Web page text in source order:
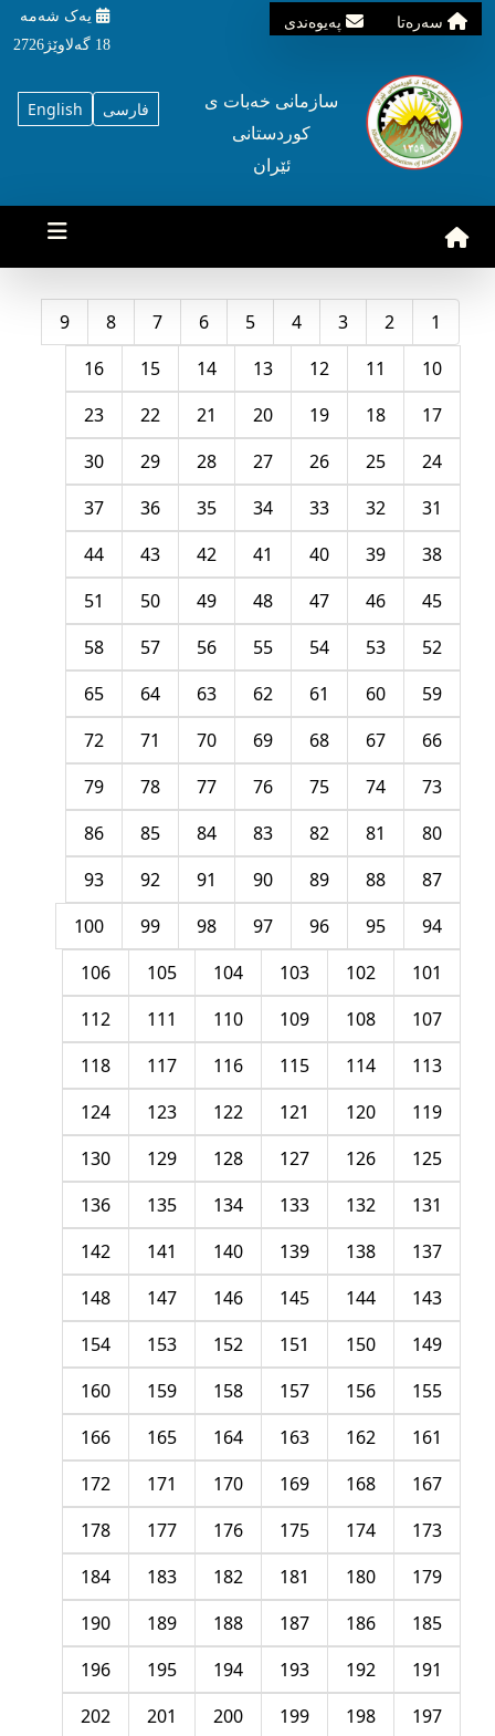
سه‌ره‌تا په‌یوه‌ندی
یه‌ک شه‌مه‌
18 گه‌لاوێژ2726
English فارسی
سازمانی خه‌بات ی
کوردستانی
ئێران
1
2
3
4
5
6
7
8
9
10
11
12
13
14
15
16
17
18
19
20
21
22
23
24
25
26
27
28
29
30
31
32
33
34
35
36
37
38
39
40
41
42
43
44
45
46
47
48
49
50
51
52
53
54
55
56
57
58
59
60
61
62
63
64
65
66
67
68
69
70
71
72
73
74
75
76
77
78
79
80
81
82
83
84
85
86
87
88
89
90
91
92
93
94
95
96
97
98
99
100
101
102
103
104
105
106
107
108
109
110
111
112
113
114
115
116
117
118
119
120
121
122
123
124
125
126
127
128
129
130
131
132
133
134
135
136
137
138
139
140
141
142
143
144
145
146
147
148
149
150
151
152
153
154
155
156
157
158
159
160
161
162
163
164
165
166
167
168
169
170
171
172
173
174
175
176
177
178
179
180
181
182
183
184
185
186
187
188
189
190
191
192
193
194
195
196
197
198
199
200
201
202